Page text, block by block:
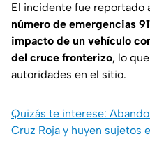
El incidente fue reportado
número de emergencias
impacto de un vehículo
del cruce fronterizo, lo
autoridades en el sitio.
Quizás te interese:
Cruz Roja y huyen sujetos